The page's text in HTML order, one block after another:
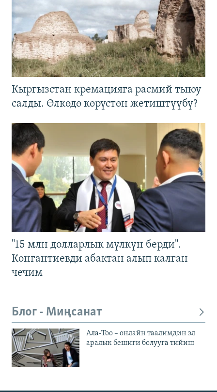
Кыргызстан кремацияга расмий тыюу
салды. Өлкөдө көрүстөн жетиштүүбү?
"15 млн долларлык мүлкүн берди".
Конгантиевди абактан алып калган
чечим
Блог - Миңсанат
Ала-Тоо – онлайн таалимдин эл
аралык бешиги болууга тийиш